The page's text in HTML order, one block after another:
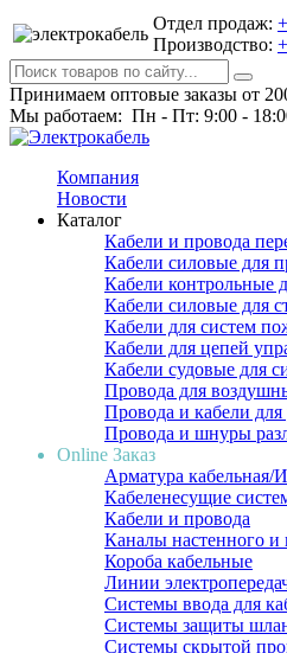
Отдел продаж:
Производство:
Принимаем оптовые заказы от
Мы работаем: Пн - Пт: 9:00 -
Компания
Новости
Каталог
Кабели и провода
Кабели силовые для
Кабели контрольные
Кабели силовые для
Кабели для систем
Кабели для цепей
Кабели судовые для
Провода для
Провода и кабели для
Провода и шнуры
Online Заказ
Арматура
Кабеленесущие
Кабели и провода
Каналы настенного и
Короба кабельные
Линии
Системы ввода для
Системы защиты
Системы скрытой